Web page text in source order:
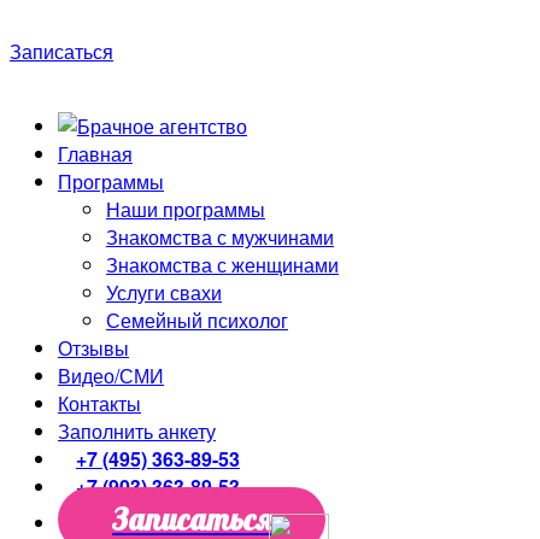
Записаться
Главная
Программы
Наши программы
Знакомства с мужчинами
Знакомства с женщинами
Услуги свахи
Семейный психолог
Отзывы
Видео/СМИ
Контакты
Заполнить анкету
+7 (495) 363-89-53
+7 (903) 363-89-53
Записаться